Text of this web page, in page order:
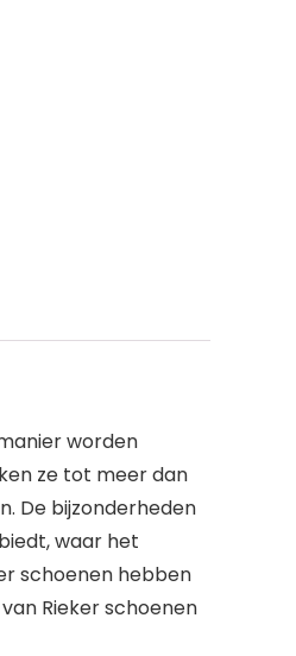
worden
ze tot meer dan
De bijzonderheden
waar het
schoenen hebben
Rieker schoenen